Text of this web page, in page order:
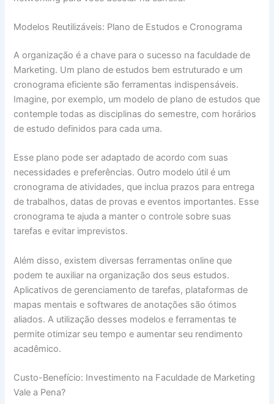
Modelos Reutilizáveis: Plano de Estudos e Cronograma
A organização é a chave para o sucesso na faculdade de
Marketing. Um plano de estudos bem estruturado e um
cronograma eficiente são ferramentas indispensáveis.
Imagine, por exemplo, um modelo de plano de estudos que
contemple todas as disciplinas do semestre, com horários
de estudo definidos para cada uma.
Esse plano pode ser adaptado de acordo com suas
necessidades e preferências. Outro modelo útil é um
cronograma de atividades, que inclua prazos para entrega
de trabalhos, datas de provas e eventos importantes. Esse
cronograma te ajuda a manter o controle sobre suas
tarefas e evitar imprevistos.
Além disso, existem diversas ferramentas online que
podem te auxiliar na organização dos seus estudos.
Aplicativos de gerenciamento de tarefas, plataformas de
mapas mentais e softwares de anotações são ótimos
aliados. A utilização desses modelos e ferramentas te
permite otimizar seu tempo e aumentar seu rendimento
acadêmico.
Custo-Benefício: Investimento na Faculdade de Marketing
Vale a Pena?